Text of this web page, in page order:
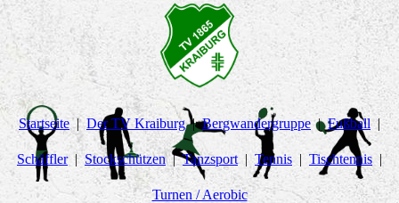
Startseite Der TV Kraiburg Bergwandergruppe Fußball
Schäffler Stockschützen Tanzsport Tennis Tischtennis
Turnen / Aerobic